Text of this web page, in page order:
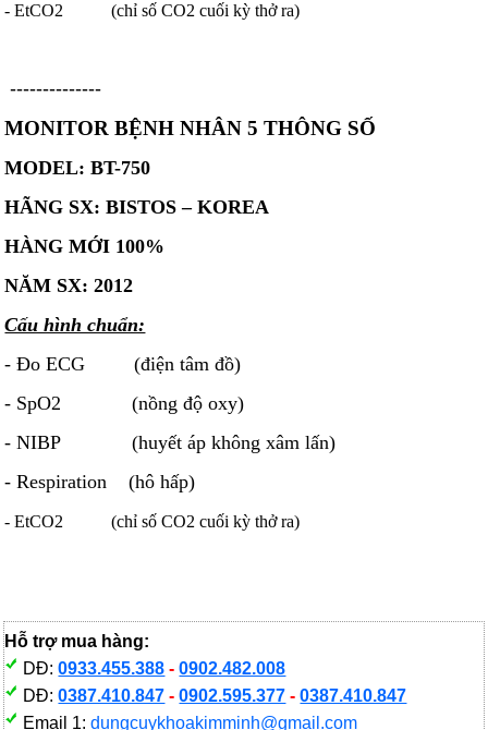
- EtCO2 (chỉ số CO2 cuối kỳ thở ra)
--------------
MONITOR BỆNH NHÂN 5 THÔNG SỐ
MODEL: BT-750
HÃNG SX: BISTOS – KOREA
HÀNG MỚI 100%
NĂM SX: 2012
Cấu hình chuẩn:
- Đo ECG (điện tâm đồ)
- SpO2 (nồng độ oxy)
- NIBP (huyết áp không xâm lấn)
- Respiration (hô hấp)
- EtCO2 (chỉ số CO2 cuối kỳ thở ra)
Hỗ trợ mua hàng:
DĐ:0933.455.388 -0902.482.008
DĐ:0387.410.847 -0902.595.377 -0387.410.847
Email 1:dungcuykhoakimminh@gmail.com